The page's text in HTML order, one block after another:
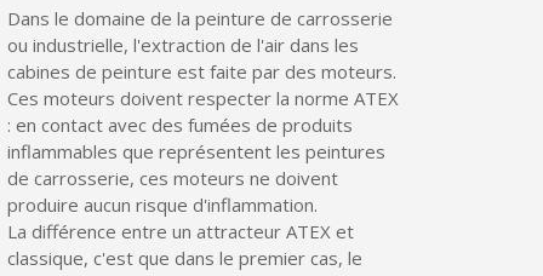
Dans le domaine de la peinture de carrosserie
ou industrielle, l'extraction de l'air dans les
cabines de peinture est faite par des moteurs.
Ces moteurs doivent respecter la norme ATEX
: en contact avec des fumées de produits
inflammables que représentent les peintures
de carrosserie, ces moteurs ne doivent
produire aucun risque d'inflammation.
La différence entre un attracteur ATEX et
classique, c'est que dans le premier cas, le